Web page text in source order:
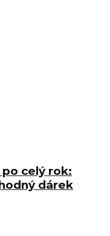
celý rok:
dárek